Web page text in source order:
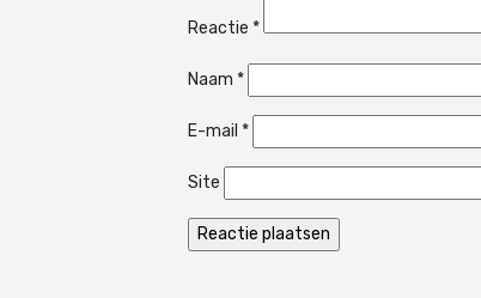
Reactie *
Naam *
E-mail *
Site